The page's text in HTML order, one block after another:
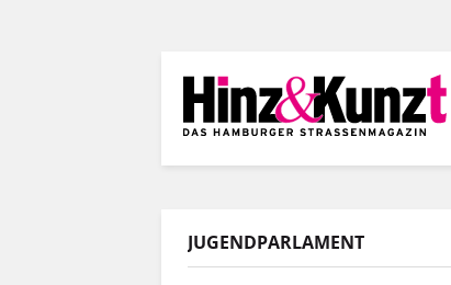
JUGENDPARLAMENT